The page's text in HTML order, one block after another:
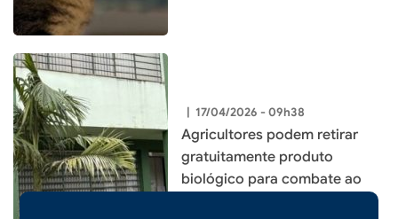
| 17/04/2026 - 09h38
Agricultores podem retirar
gratuitamente produto
biológico para combate ao